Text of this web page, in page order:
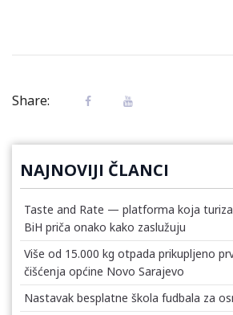
Share:
NAJNOVIJI ČLANCI
Taste and Rate — platforma koja
BiH priča onako kako zaslužuju
Više od 15.000 kg otpada prikupljeno
čišćenja općine Novo Sarajevo
Nastavak besplatne škola fudbala za